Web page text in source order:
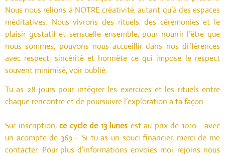
Nous nous relions à NOTRE créativité, autant qu’à des espaces
méditatives. Nous vivrons des rituels, des cérémonies et le
plaisir gustatif et sensuelle ensemble, pour nourrir l’être que
nous sommes, pouvons nous accueillir dans nos différences
avec respect, sincérité et honnête ce qui impose le respect
souvent minimisé, voir oublié.
Tu as 28 jours pour intégrer les exercices et les rituels entre
chaque rencontre et de poursuivre l’exploration a ta façon.
Sur inscription, ce cycle de 13 lunes est au prix de 1010.- avec
un acompte de 369.-. Si tu as un souci financier, merci de me
contacter. Pour plus d’informations envoies moi, rejoins nous